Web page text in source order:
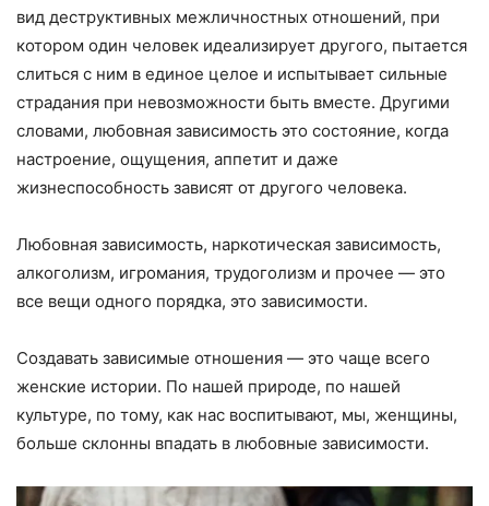
вид деструктивных межличностных отношений, при
котором один человек идеализирует другого, пытается
слиться с ним в единое целое и испытывает сильные
страдания при невозможности быть вместе. Другими
словами, любовная зависимость это состояние, когда
настроение, ощущения, аппетит и даже
жизнеспособность зависят от другого человека.
Любовная зависимость, наркотическая зависимость,
алкоголизм, игромания, трудоголизм и прочее — это
все вещи одного порядка, это зависимости.
Создавать зависимые отношения — это чаще всего
женские истории. По нашей природе, по нашей
культуре, по тому, как нас воспитывают, мы, женщины,
больше склонны впадать в любовные зависимости.